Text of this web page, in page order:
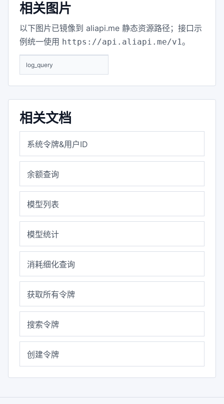
相关图片
以下图片已镜像到 aliapi.me 静态资源路径；接口示
例统一使用 https://api.aliapi.me/v1。
log_query
相关文档
系统令牌&用户ID
余额查询
模型列表
模型统计
消耗细化查询
获取所有令牌
搜索令牌
创建令牌